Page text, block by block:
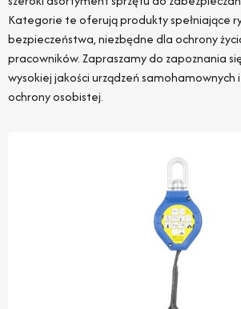
Kategorie te oferują produkty spełniające
bezpieczeństwa, niezbędne dla ochrony
pracowników. Zapraszamy do zapoznania
wysokiej jakości urządzeń samohamownych
ochrony osobistej.